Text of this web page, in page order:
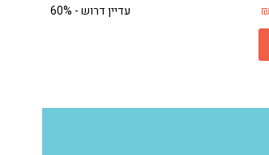
עדיין דרוש - 60%